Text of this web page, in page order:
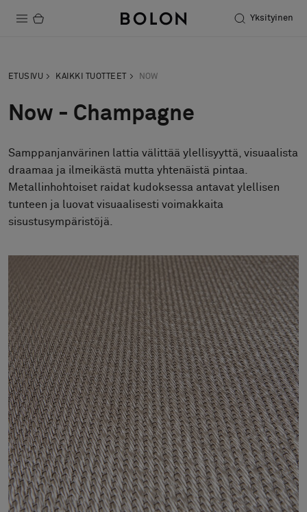
Yksityinen
Kestävä kehitys
Asennus
Puhdistus
FAQ
Tietoa meistä
Yhteystiedot
Pattern Tile Tool
Valitse maa
ETUSIVU KAIKKI TUOTTEET NOW
Now - Champagne
Samppanjanvärinen lattia välittää ylellisyyttä, visuaalista
draamaa ja ilmeikästä mutta yhtenäistä pintaa.
Metallinhohtoiset raidat kudoksessa antavat ylellisen
tunteen ja luovat visuaalisesti voimakkaita
sisustusympäristöjä.